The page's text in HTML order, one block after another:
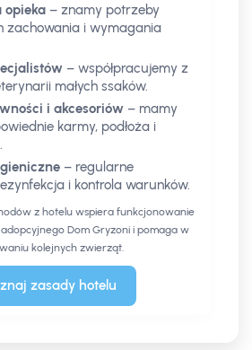
Skąd się wzięły chomiki chińskie?
Chomik europejski - walka o przetrwanie
15 GRU 2025
Czy chomik to zwierzę dla dziecka?03 LIS 2025
chomików
02 LIS 2025
opieka – znamy potrzeby
zachowania i wymagania
– współpracujemy z
małych ssaków.
i akcesoriów – mamy
karmy, podłoża i
– regularne
i kontrola warunków.
z hotelu wspiera funkcjonowanie
Dom Gryzoni i pomaga w
kolejnych zwierząt.
zasady hotelu